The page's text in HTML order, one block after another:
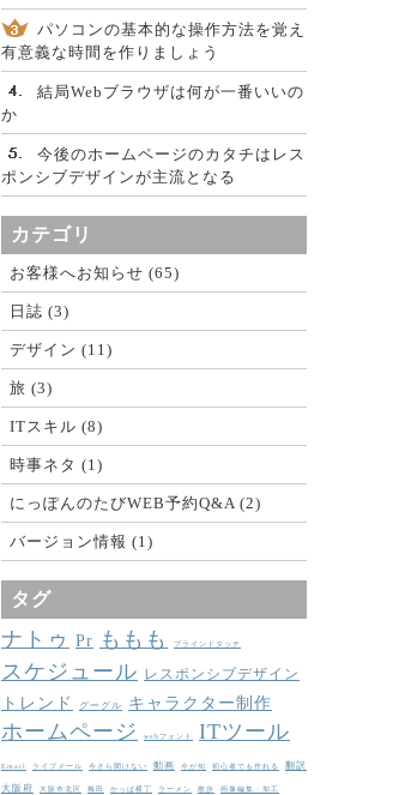
パソコンの基本的な操作方法を覚え
有意義な時間を作りましょう
結局Webブラウザは何が一番いいの
か
今後のホームページのカタチはレス
ポンシブデザインが主流となる
カテゴリ
お客様へお知らせ (65)
日誌 (3)
デザイン (11)
旅 (3)
ITスキル (8)
時事ネタ (1)
にっぽんのたびWEB予約Q&A (2)
バージョン情報 (1)
タグ
ナトゥ Pr ももも ブラインドタッチ
スケジュール レスポンシブデザイン
トレンド グーグル キャラクター制作
ホームページ webフォント ITツール
Email ライブメール 今さら聞けない 動画 今が旬 初心者でも作れる 翻訳
大阪府 大阪市北区 梅田 かっぱ横丁 ラーメン 散歩 画像編集・加工